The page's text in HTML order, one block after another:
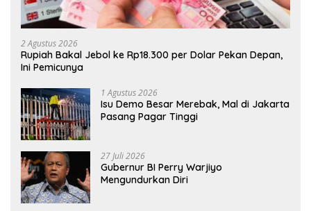
2 Agustus 2026
Rupiah Bakal Jebol ke Rp18.300 per Dolar Pekan Depan,
Ini Pemicunya
1 Agustus 2026
Isu Demo Besar Merebak, Mal di Jakarta
Pasang Pagar Tinggi
27 Juli 2026
Gubernur BI Perry Warjiyo
Mengundurkan Diri